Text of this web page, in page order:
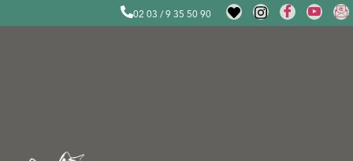
02 03 / 9 35 50 90